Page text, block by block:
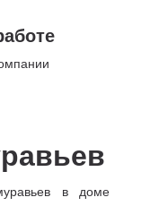
в доме